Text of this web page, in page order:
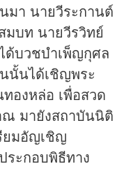
มา นายวีระกานต์
มบท นายวีรวิทย์
ด้บวชบำเพ็ญกุศล
นั้นได้เชิญพระ
องหล่อ เพื่อสวด
มายังสถาบันนิติ
ยมอัญเชิญ
ะกอบพิธีทาง